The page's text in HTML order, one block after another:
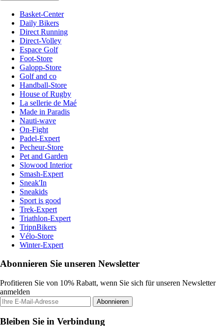
Basket-Center
Daily Bikers
Direct Running
Direct-Volley
Espace Golf
Foot-Store
Galopp-Store
Golf and co
Handball-Store
House of Rugby
La sellerie de Maé
Made in Paradis
Nauti-wave
On-Fight
Padel-Expert
Pecheur-Store
Pet and Garden
Slowood Interior
Smash-Expert
Sneak'In
Sneakids
Sport is good
Trek-Expert
Triathlon-Expert
TripnBikers
Vélo-Store
Winter-Expert
Abonnieren Sie unseren Newsletter
Profitieren Sie von 10% Rabatt, wenn Sie sich für unseren Newsletter
anmelden
Abonnieren
Bleiben Sie in Verbindung